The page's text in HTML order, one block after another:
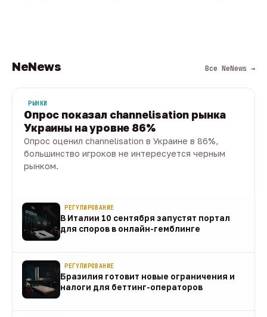
NeNews Все NeNews →
РЫНКИ
Опрос показал channelisation рынка
Украины на уровне 86%
Опрос оценил channelisation в Украине в 86%,
большинство игроков не интересуется черным
рынком.
РЕГУЛИРОВАНИЕ
В Италии 10 сентября запустят портал
для споров в онлайн-гемблинге
РЕГУЛИРОВАНИЕ
Бразилия готовит новые ограничения и
налоги для беттинг-операторов